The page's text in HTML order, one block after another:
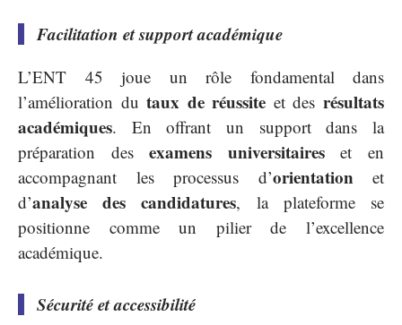
Facilitation et support académique
L’ENT 45 joue un rôle fondamental dans
l’amélioration dutaux de réussite et desrésultats
académiques. En offrant un support dans la
préparation desexamens universitaireset en
accompagnant les processus d’orientationet
d’analyse des candidatures, la plateforme se
positionne comme un pilier de l’excellence
académique.
Sécurité et accessibilité